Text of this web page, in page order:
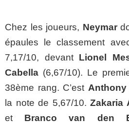
Chez les joueurs, Neymar
épaules le classement
7,17/10, devant Lionel
Cabella (6,67/10). Le
38ème rang. C’est
la note de 5,67/10. Zakaria
et Branco van den